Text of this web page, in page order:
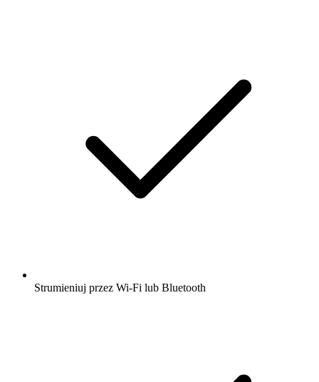
Strumieniuj przez Wi-Fi lub Bluetooth